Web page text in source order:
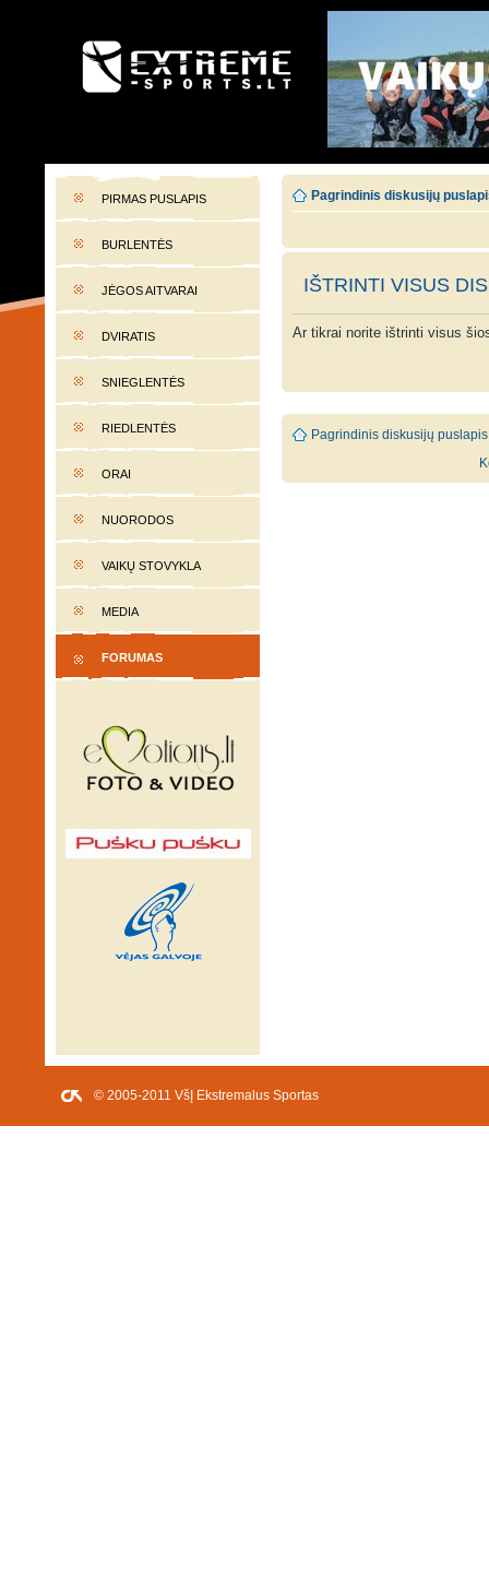
EXTREME-SPORTS.LT
PIRMAS PUSLAPIS
BURLENTĖS
JĖGOS AITVARAI
DVIRATIS
SNIEGLENTĖS
RIEDLENTĖS
ORAI
NUORODOS
VAIKŲ STOVYKLA
MEDIA
FORUMAS
Pagrindinis diskusijų
IŠTRINTI VISUS
Ar tikrai norite ištrinti visus
Pagrindinis diskusijų puslapis
© 2005-2011 VšĮ Ekstremalus Sportas